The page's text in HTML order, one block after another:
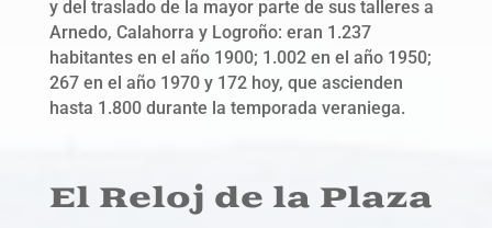
y del traslado de la mayor parte de sus talleres a
Arnedo, Calahorra y Logroño: eran 1.237
habitantes en el año 1900; 1.002 en el año 1950;
267 en el año 1970 y 172 hoy, que ascienden
hasta 1.800 durante la temporada veraniega.
El Reloj de la Plaza